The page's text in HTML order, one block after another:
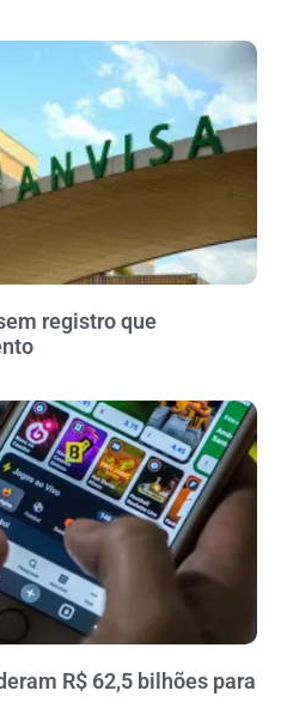
registro que
R$ 62,5 bilhões para